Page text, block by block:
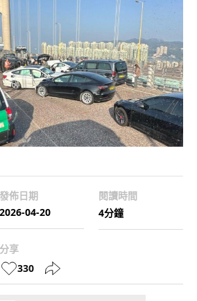
發佈日期
2026-04-20
閱讀時間
4分鐘
分享
330